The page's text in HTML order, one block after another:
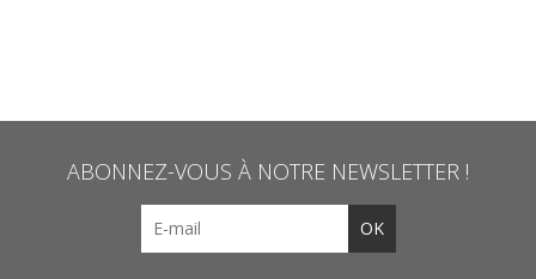
ABONNEZ-VOUS À NOTRE NEWSLETTER !